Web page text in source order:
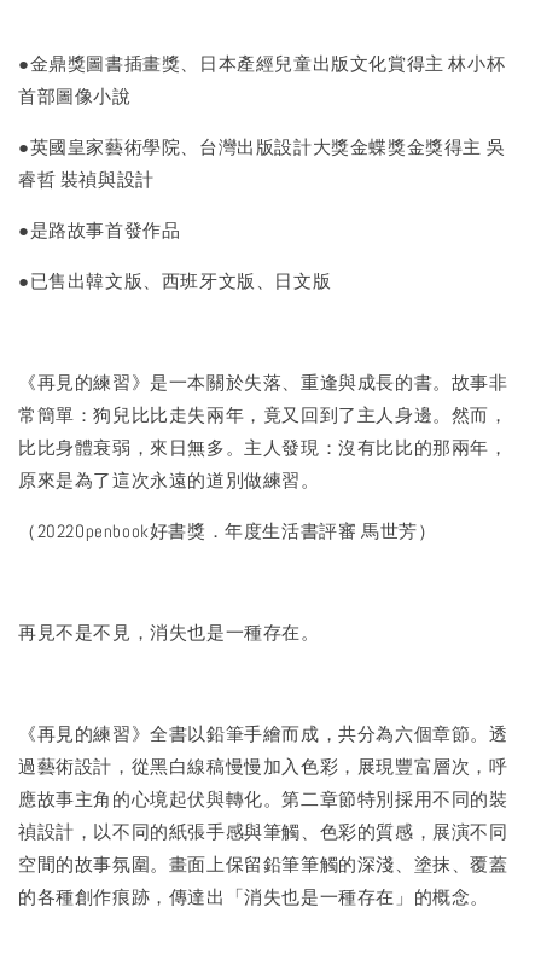
●金鼎獎圖書插畫獎、日本產經兒童出版文化賞得主 林小杯
首部圖像小說
●英國皇家藝術學院、台灣出版設計大獎金蝶獎金獎得主 吳
睿哲 裝禎與設計
●是路故事首發作品
●已售出韓文版、西班牙文版、日文版
《再見的練習》是一本關於失落、重逢與成長的書。故事非
常簡單：狗兒比比走失兩年，竟又回到了主人身邊。然而，
比比身體衰弱，來日無多。主人發現：沒有比比的那兩年，
原來是為了這次永遠的道別做練習。
（2022Openbook好書獎．年度生活書評審 馬世芳）
再見不是不見，消失也是一種存在。
《再見的練習》全書以鉛筆手繪而成，共分為六個章節。透
過藝術設計，從黑白線稿慢慢加入色彩，展現豐富層次，呼
應故事主角的心境起伏與轉化。第二章節特別採用不同的裝
禎設計，以不同的紙張手感與筆觸、色彩的質感，展演不同
空間的故事氛圍。畫面上保留鉛筆筆觸的深淺、塗抹、覆蓋
的各種創作痕跡，傳達出「消失也是一種存在」的概念。